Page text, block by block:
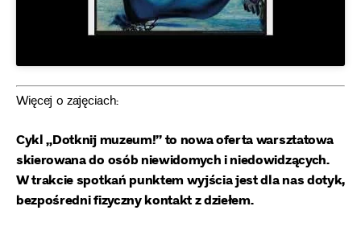
Więcej o zajęciach:
Cykl „Dotknij muzeum!” to nowa oferta warsztatowa
skierowana do osób niewidomych i niedowidzących.
W trakcie spotkań punktem wyjścia jest dla nas dotyk,
bezpośredni fizyczny kontakt z dziełem.